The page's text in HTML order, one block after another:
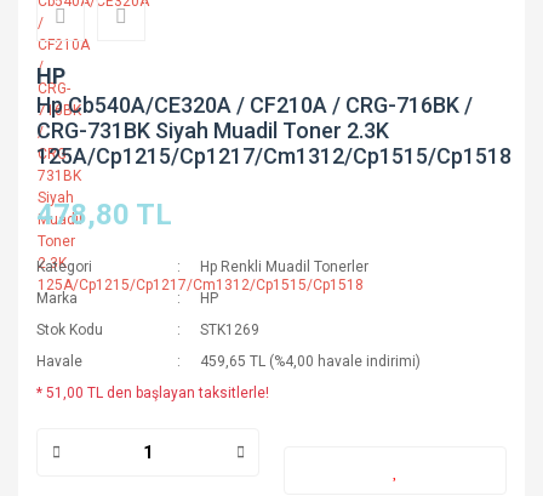
HP
Hp Cb540A/CE320A / CF210A / CRG-716BK /
CRG-731BK Siyah Muadil Toner 2.3K
125A/Cp1215/Cp1217/Cm1312/Cp1515/Cp1518
478,80 TL
Kategori
Hp Renkli Muadil Tonerler
Marka
HP
Stok Kodu
STK1269
Havale
459,65 TL (%4,00 havale indirimi)
* 51,00 TL den başlayan taksitlerle!